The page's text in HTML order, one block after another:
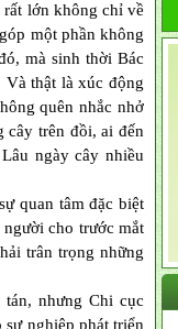
lớn không chỉ về
một phần không
mà sinh thời Bác
Và thật là xúc động
quên nhắc nhở
cây trên đồi, ai đến
ngày cây nhiều
quan tâm đặc biệt
cho trước mắt
trân trọng những
nhưng Chi cục
nghiệp phát triển